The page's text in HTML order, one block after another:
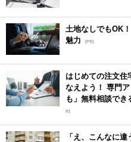
土地なしでもOK
魅力
[PR]
はじめての注文住
なえよう！ 専門
も」無料相談でき
R]
「え、こんなに